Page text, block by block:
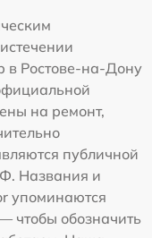
в Ростове-на-Дону
на ремонт,
публичной
Названия и
упоминаются
чтобы обозначить